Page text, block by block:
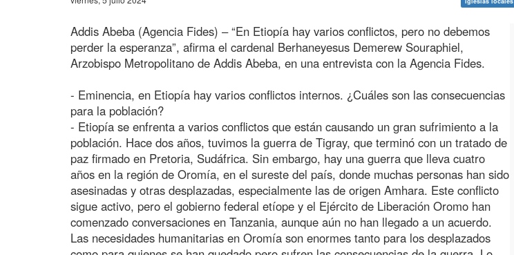
Addis Abeba (Agencia Fides) – “En Etiopía hay varios conflictos, pero no debemos
perder la esperanza”, afirma el cardenal Berhaneyesus Demerew Souraphiel,
Arzobispo Metropolitano de Addis Abeba, en una entrevista con la Agencia Fides.
- Eminencia, en Etiopía hay varios conflictos internos. ¿Cuáles son las consecuencias
para la población?
- Etiopía se enfrenta a varios conflictos que están causando un gran sufrimiento a la
población. Hace dos años, tuvimos la guerra de Tigray, que terminó con un tratado de
paz firmado en Pretoria, Sudáfrica. Sin embargo, hay una guerra que lleva cuatro
años en la región de Oromía, en el sureste del país, donde muchas personas han sido
asesinadas y otras desplazadas, especialmente las de origen Amhara. Este conflicto
sigue activo, pero el gobierno federal etíope y el Ejército de Liberación Oromo han
comenzado conversaciones en Tanzania, aunque aún no han llegado a un acuerdo.
Las necesidades humanitarias en Oromía son enormes tanto para los desplazados